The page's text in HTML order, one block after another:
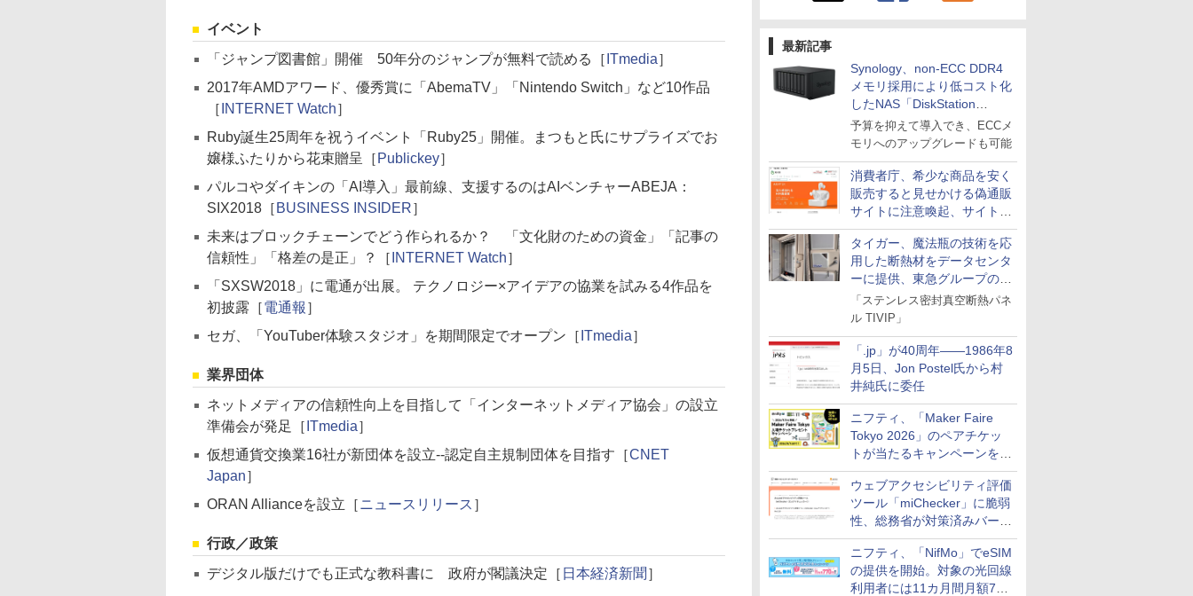
最新記事
Synology、non-ECC DDR4
メモリ採用により低コスト化
したNAS「DiskStation
neo+」シリーズ
予算を抑えて導入でき、ECCメ
モリへのアップグレードも可能
消費者庁、希少な商品を安く
販売すると見せかける偽通販
サイトに注意喚起、サイト名
とドメイン名を公表
タイガー、魔法瓶の技術を応
用した断熱材をデータセンタ
ーに提供、東急グループの実
証実験で
「ステンレス密封真空断熱パネ
ル TIVIP」
「.jp」が40周年――1986年8
月5日、Jon Postel氏から村
井純氏に委任
ニフティ、「Maker Faire
Tokyo 2026」のペアチケッ
トが当たるキャンペーンをX
で実施。8月16日まで
ウェブアクセシビリティ評価
ツール「miChecker」に脆弱
性、総務省が対策済みバージ
ョンへの更新を呼び掛け
ニフティ、「NifMo」でeSIM
の提供を開始。対象の光回線
利用者には11カ月間月額770
イベント
「ジャンプ図書館」開催 50年分のジャンプが無料で読める［ ITmedia］
2017年AMDアワード、優秀賞に「AbemaTV」「Nintendo Switch」など10作品
［ INTERNET Watch］
Ruby誕生25周年を祝うイベント「Ruby25」開催。まつもと氏にサプライズでお
嬢様ふたりから花束贈呈［ Publickey］
パルコやダイキンの「AI導入」最前線、支援するのはAIベンチャーABEJA：
SIX2018［ BUSINESS INSIDER］
未来はブロックチェーンでどう作られるか？ 「文化財のための資金」「記事の
信頼性」「格差の是正」？［ INTERNET Watch］
「SXSW2018」に電通が出展。 テクノロジー×アイデアの協業を試みる4作品を
初披露［電通報 ］
セガ、「YouTuber体験スタジオ」を期間限定でオープン［ ITmedia］
業界団体
ネットメディアの信頼性向上を目指して「インターネットメディア協会」の設立
準備会が発足［ ITmedia］
仮想通貨交換業16社が新団体を設立--認定自主規制団体を目指す［CNET
Japan］
ORAN Allianceを設立［ニュースリリース ］
行政／政策
デジタル版だけでも正式な教科書に 政府が閣議決定［ 日本経済新聞 ］